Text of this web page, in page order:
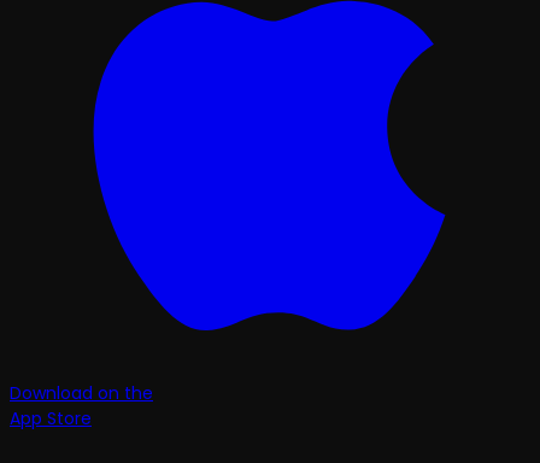
Download on the
App Store